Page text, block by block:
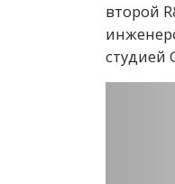
второй
студией